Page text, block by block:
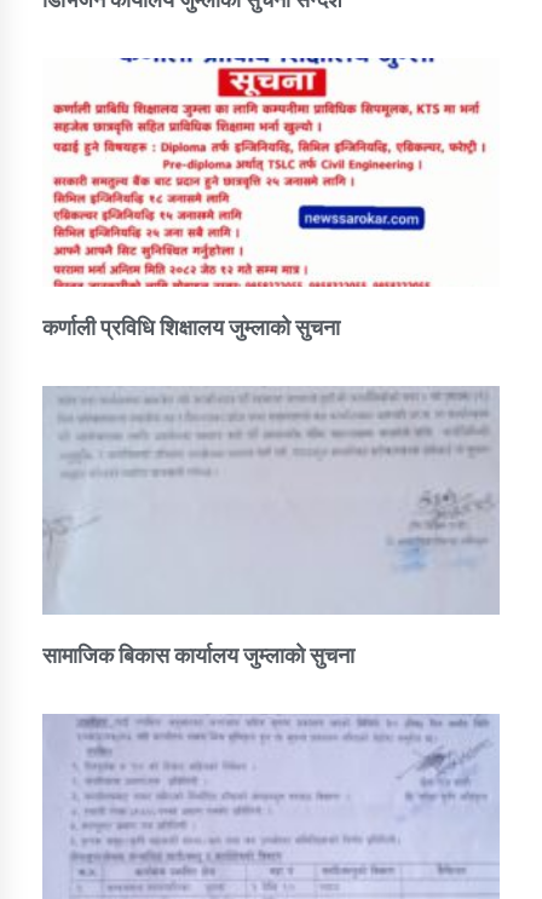
कर्णाली प्रविधि शिक्षालय जुम्लाको सुचना
सामाजिक बिकास कार्यालय जुम्लाकाे सुचना